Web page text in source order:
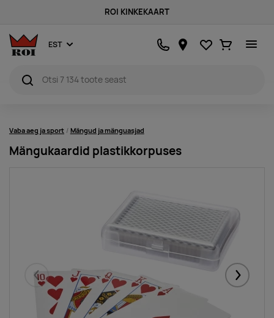
ROI KINKEKAART
EST Lemmikud
Ostukorv
Vaba aeg ja sport Mängud ja mänguasjad
Mängukaardid plastikkorpuses
Eelmised